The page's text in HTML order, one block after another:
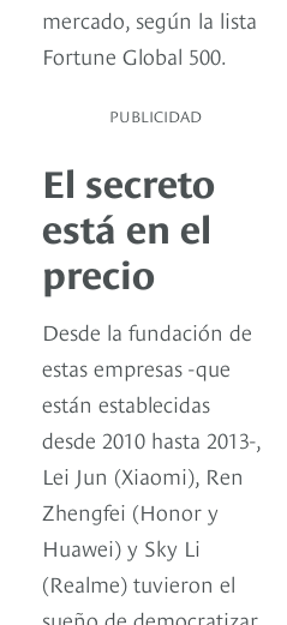
mercado, según la lista
Fortune Global 500.
PUBLICIDAD
El secreto
está en el
precio
Desde la fundación de
estas empresas -que
están establecidas
desde 2010 hasta 2013-,
Lei Jun (Xiaomi), Ren
Zhengfei (Honor y
Huawei) y Sky Li
(Realme) tuvieron el
sueño de democratizar